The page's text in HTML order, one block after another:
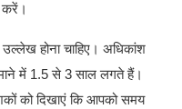
करें।
होना चाहिए। अधिकांश
में 1.5 से 3 साल लगते हैं।
को दिखाएं कि आपको समय